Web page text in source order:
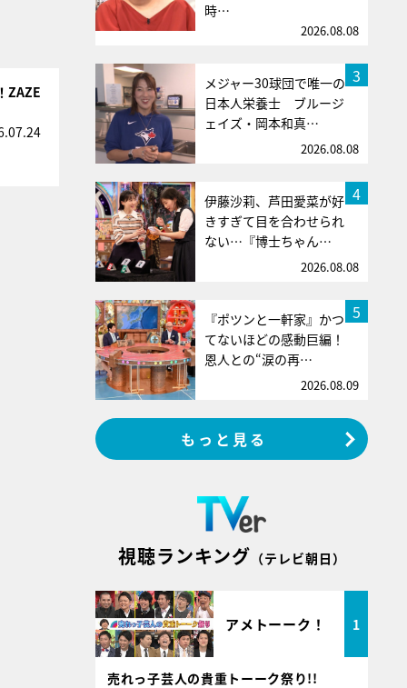
ZAZE
時…
2026.08.08
3
メジャー30球団で唯一の
日本人栄養士 ブルージ
ェイズ・岡本和真…
2026.08.08
4
伊藤沙莉、芦田愛菜が好
きすぎて目を合わせられ
ない…『博士ちゃん…
2026.08.08
5
『ポツンと一軒家』かつ
てないほどの感動巨編！
恩人との“涙の再…
2026.08.09
もっと見る
視聴ランキング （テレビ朝日）
アメトーーク！ 1
売れっ子芸人の貴重トーーク祭り!!